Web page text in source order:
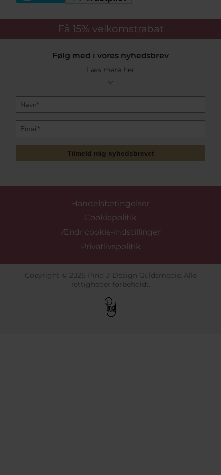
Få 15% velkomstrabat
Følg med i vores nyhedsbrev
Læs mere her
Tilmeld mig nyhedsbrevet
Handelsbetingelser
Cookiepolitik
Ændr cookie-indstillinger
Privatlivspolitik
Copyright © 2026 Pind J. Design Guldsmedie. Alle
rettigheder forbeholdt.